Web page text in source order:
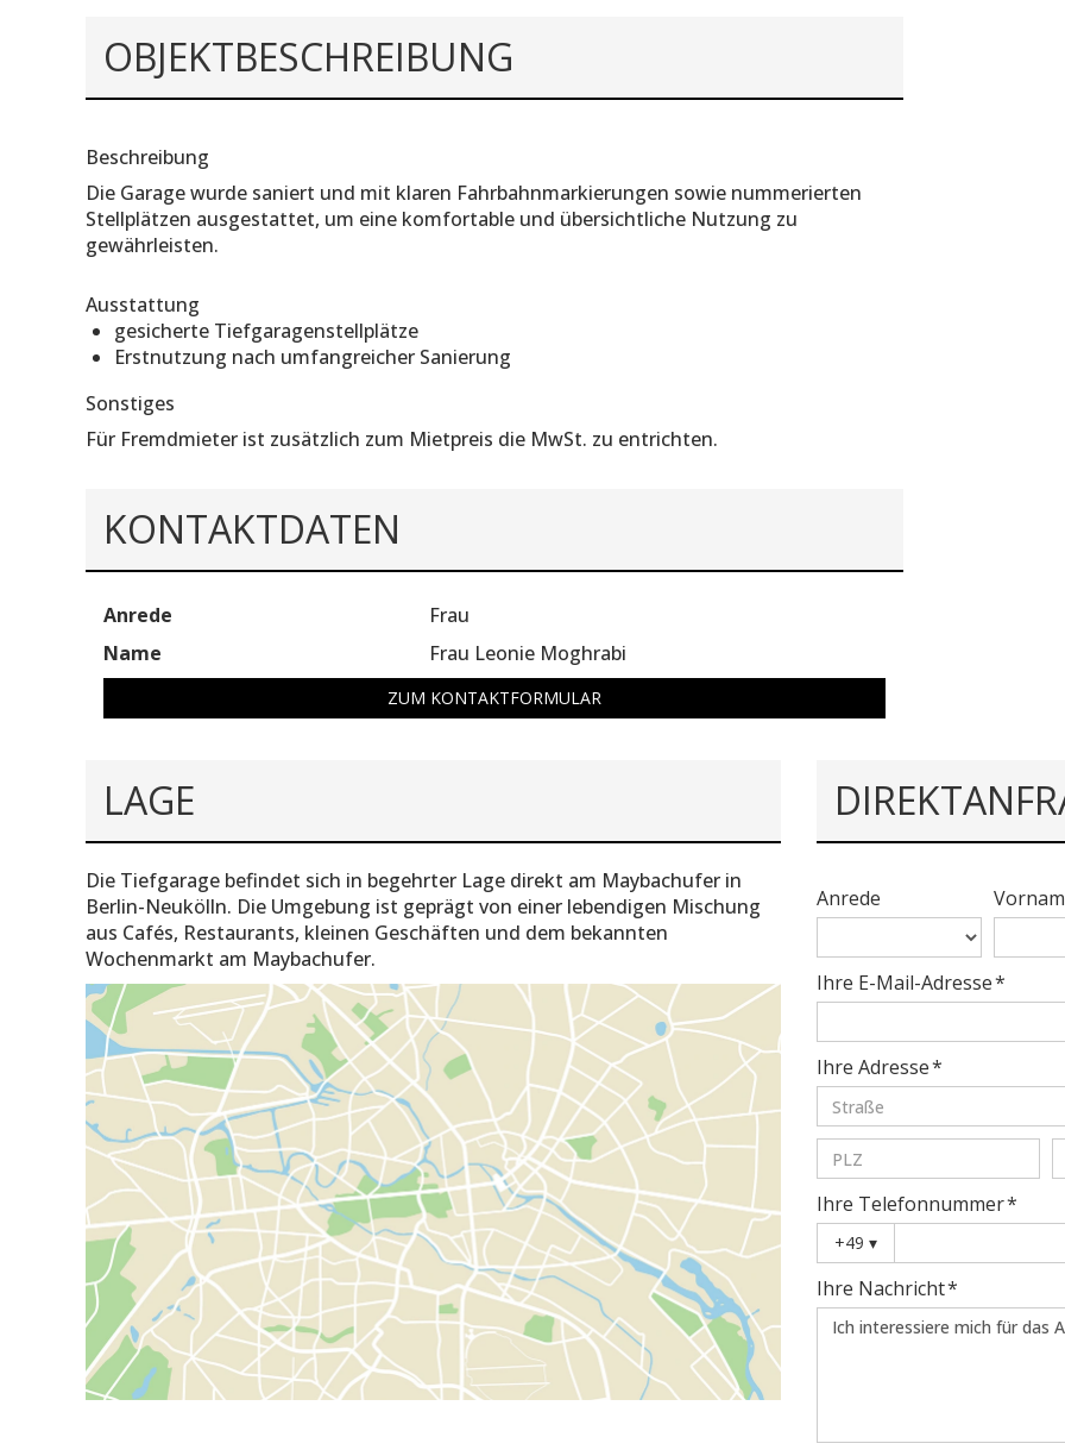
OBJEKT­BESCHREIBUNG
Beschreibung
Die Garage wurde saniert und mit klaren Fahrbahnmarkierungen sowie nummerierten
Stellplätzen ausgestattet, um eine komfortable und übersichtliche Nutzung zu
gewährleisten.
Ausstattung
gesicherte Tiefgaragenstellplätze
Erstnutzung nach umfangreicher Sanierung
Sonstiges
Für Fremdmieter ist zusätzlich zum Mietpreis die MwSt. zu entrichten.
KONTAKTDATEN
Anrede
Frau
Name
Frau Leonie Moghrabi
ZUM KONTAKTFORMULAR
LAGE
Die Tiefgarage befindet sich in begehrter Lage direkt am Maybachufer in
Berlin-Neukölln. Die Umgebung ist geprägt von einer lebendigen Mischung
aus Cafés, Restaurants, kleinen Geschäften und dem bekannten
Wochenmarkt am Maybachufer.
Anrede
Ihre E-Mail-Adresse *
Ihre Adresse *
Ihre Telefonnummer *
+49 ▾
Ihre Nachricht *